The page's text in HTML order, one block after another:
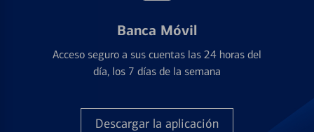
Banca Móvil
Acceso seguro a sus cuentas las 24 horas del
día, los 7 días de la semana
Descargar la aplicación